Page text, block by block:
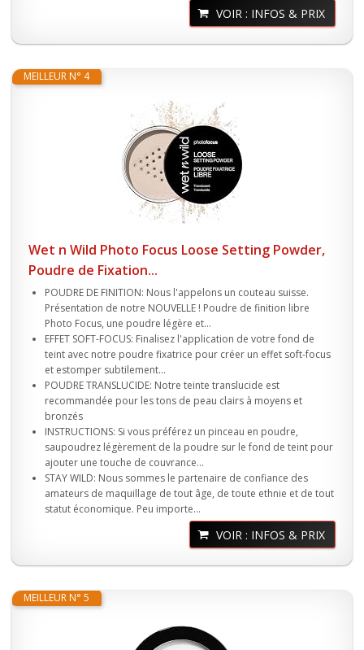
VOIR : INFOS & PRIX
MEILLEUR N° 4
Wet n Wild Photo Focus Loose Setting Powder,
Poudre de Fixation...
POUDRE DE FINITION: Nous l'appelons un couteau suisse.
Présentation de notre NOUVELLE ! Poudre de finition libre
Photo Focus, une poudre légère et...
EFFET SOFT-FOCUS: Finalisez l'application de votre fond de
teint avec notre poudre fixatrice pour créer un effet soft-focus
et estomper subtilement...
POUDRE TRANSLUCIDE: Notre teinte translucide est
recommandée pour les tons de peau clairs à moyens et
bronzés
INSTRUCTIONS: Si vous préférez un pinceau en poudre,
saupoudrez légèrement de la poudre sur le fond de teint pour
ajouter une touche de couvrance...
STAY WILD: Nous sommes le partenaire de confiance des
amateurs de maquillage de tout âge, de toute ethnie et de tout
statut économique. Peu importe...
VOIR : INFOS & PRIX
MEILLEUR N° 5